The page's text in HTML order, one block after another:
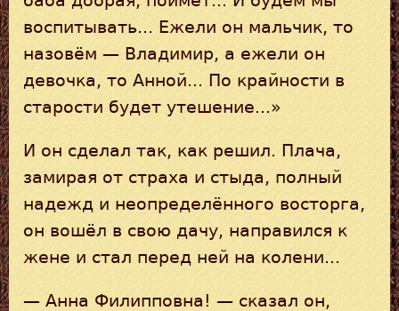
воспитывать... Ежели он мальчик, то
назовём — Владимир, а ежели он
девочка, то Анной... По крайности в
старости будет утешение...»
И он сделал так, как решил. Плача,
замирая от страха и стыда, полный
надежд и неопределённого восторга,
он вошёл в свою дачу, направился к
жене и стал перед ней на колени...
— Анна Филипповна! — сказал он,